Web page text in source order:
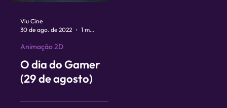
O dia do Gamer
(29 de agosto)
Animação 2D
Viu Cine
30 de ago. de 2022
1 min de leitura